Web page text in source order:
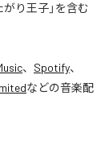
り王子」を含む
、 Spotify、
などの音楽配